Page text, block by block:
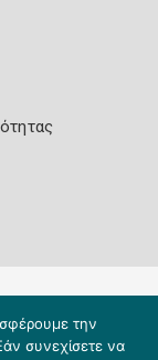
την
συνεχίσετε να